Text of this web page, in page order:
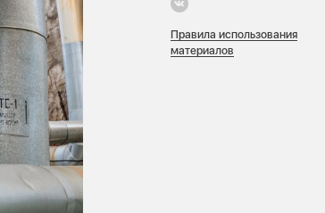
Правила использования
материалов